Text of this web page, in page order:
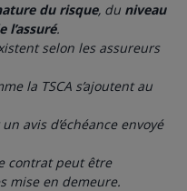
du risque, du niveau
l’assuré.
selon les assureurs
la TSCA s’ajoutent au
avis d’échéance envoyé
contrat peut être
mise en demeure.